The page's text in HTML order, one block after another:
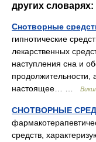
других словарях:
Снотворные
гипнотические
лекарственных
наступления сна и
продолжительности,
настоящее… …
СНОТВОРНЫЕ
средств,